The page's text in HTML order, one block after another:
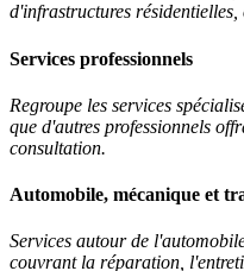
d'infrastructures
Services professionnels
Regroupe les services
que d'autres professionnels
consultation.
Automobile, mécanique et
Services autour de
couvrant la réparation,